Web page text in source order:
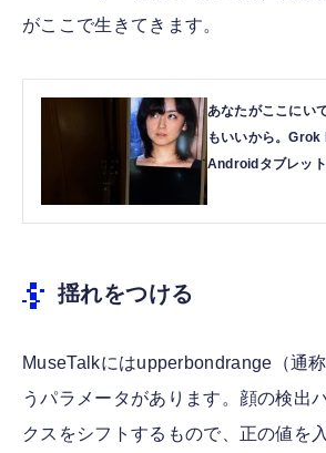
がここで生きてきます。
あなたがここにい
もいいから。
Androidタブレッ
揺れをつける
MuseTalkにはupperbondrange（通
うパラメータがあります。顔の検出
クスをシフトするもので、正の値を